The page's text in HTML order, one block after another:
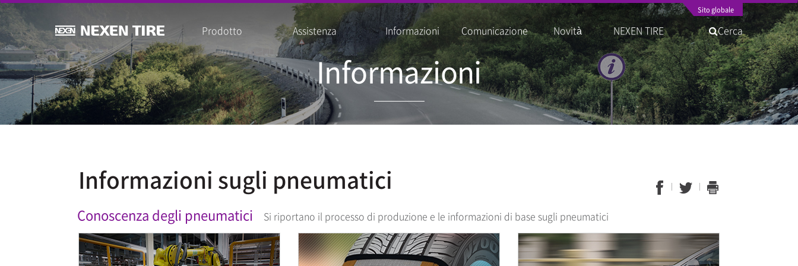
Sito globale
Prodotto Assistenza Informazioni Comunicazione Novità NEXEN TIRE Cerca
Informazioni
Informazioni sugli pneumatici
Conoscenza degli pneumatici Si riportano il processo di produzione e le informazioni di base sugli pneumatici